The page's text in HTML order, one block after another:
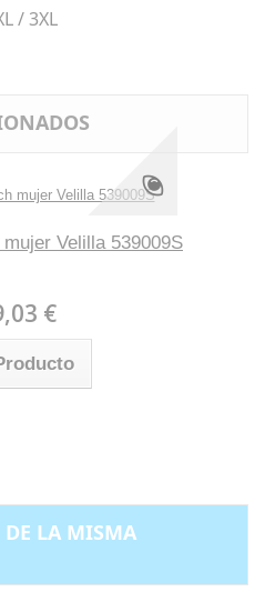
/ 3XL
Velilla 539009S
€
DE LA MISMA